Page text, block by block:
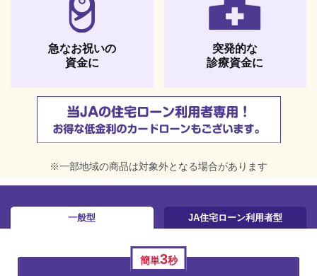
急なお祝いの
資金に
突発的な
診療資金に
※一部地域の商品は対象外となる場合があります
一般型 JA住宅ローン利用者型
簡単3秒